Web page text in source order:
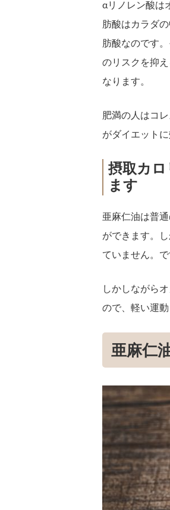
αリノレン酸は
肪酸はカラダ
肪酸なのです
のリスクを抑
なります。
肥満の人はコ
がダイエット
摂取カ
ます
亜麻仁油は普
ができます。
ていません。
しかしながら
ので、軽い運
亜麻仁